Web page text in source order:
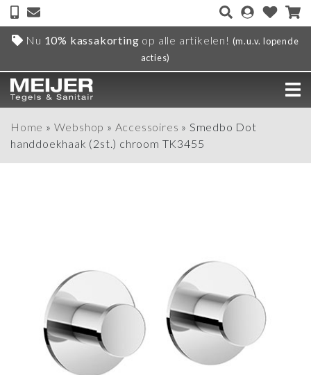
Nu 10% kassakorting op alle artikelen! (m.u.v. lopende
acties)
Home » Webshop » Accessoires » Smedbo Dot
handdoekhaak (2st.) chroom TK3455